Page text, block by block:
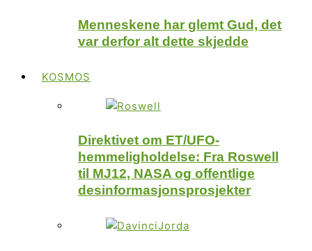
Menneskene har glemt Gud, det
var derfor alt dette skjedde
KOSMOS
Direktivet om ET/UFO-
hemmeligholdelse: Fra Roswell
til MJ12, NASA og offentlige
desinformasjonsprosjekter